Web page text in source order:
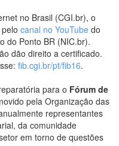
no Brasil (CGI.br), o
canal no YouTube do
do Ponto BR (NIC.br).
dão direito a certificado.
fib.cgi.br/pt/fib16.
para o Fórum de
pela Organização das
representantes
da comunidade
em torno de questões